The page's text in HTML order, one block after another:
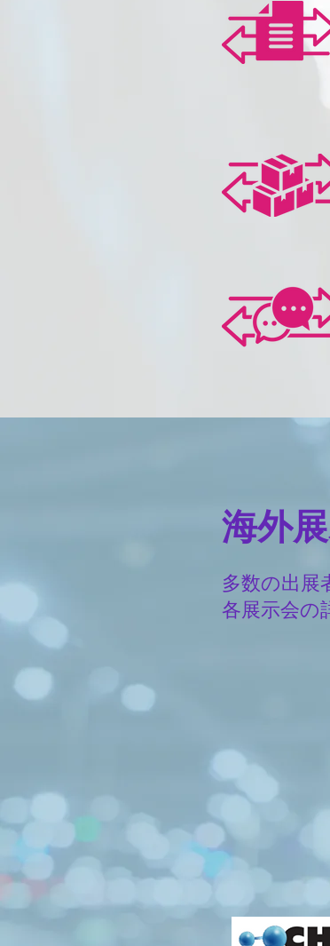
海外
多数の出展
各展示会の